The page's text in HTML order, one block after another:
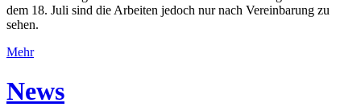
dem 18. Juli sind die Arbeiten jedoch nur nach Vereinbarung zu
sehen.
Mehr
News